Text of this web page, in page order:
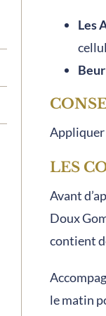
Les
Appliquer
LES
Avant
Doux
contient
le matin